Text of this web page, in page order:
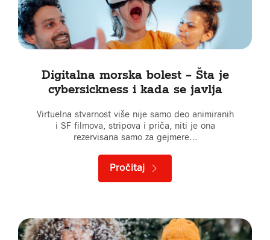
Digitalna morska bolest – Šta je
cybersickness i kada se javlja
Virtuelna stvarnost više nije samo deo animiranih
i SF filmova, stripova i priča, niti je ona
rezervisana samo za gejmere…
Pročitaj